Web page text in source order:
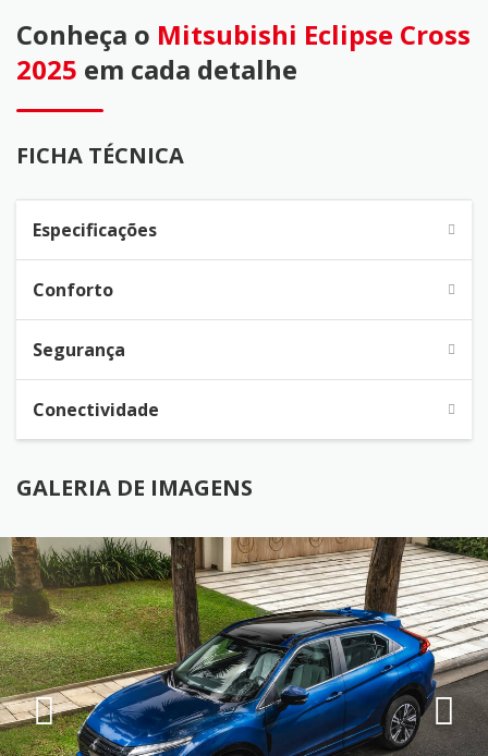
Conheça o Mitsubishi Eclipse Cross
2025 em cada detalhe
FICHA TÉCNICA
Especificações
Conforto
Segurança
Conectividade
GALERIA DE IMAGENS